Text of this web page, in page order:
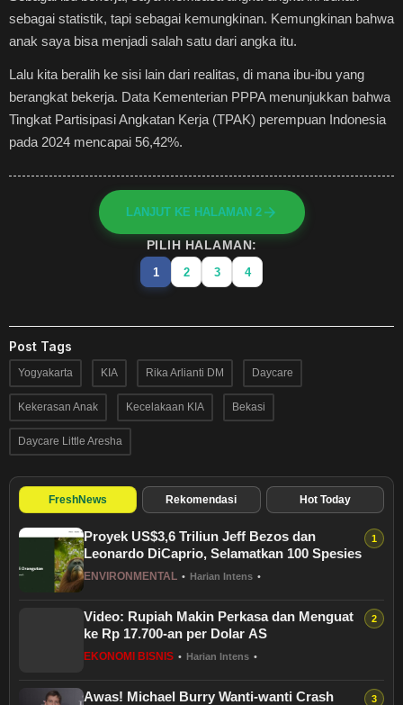
sebagai statistik, tapi sebagai kemungkinan. Kemungkinan bahwa
anak saya bisa menjadi salah satu dari angka itu.
Lalu kita beralih ke sisi lain dari realitas, di mana ibu-ibu yang
berangkat bekerja. Data Kementerian PPPA menunjukkan bahwa
Tingkat Partisipasi Angkatan Kerja (TPAK) perempuan Indonesia
pada 2024 mencapai 56,42%.
LANJUT KE HALAMAN 2
PILIH HALAMAN:
1 2 3 4
Post Tags
Yogyakarta KIA Rika Arlianti DM Daycare
Kekerasan Anak Kecelakaan KIA Bekasi
Daycare Little Aresha
FreshNews Rekomendasi Hot Today
Proyek US$3,6 Triliun Jeff Bezos dan
Leonardo DiCaprio, Selamatkan 100 Spesies
ENVIRONMENTAL • Harian Intens •
Video: Rupiah Makin Perkasa dan Menguat
ke Rp 17.700-an per Dolar AS
EKONOMI BISNIS • Harian Intens •
Awas! Michael Burry Wanti-wanti Crash